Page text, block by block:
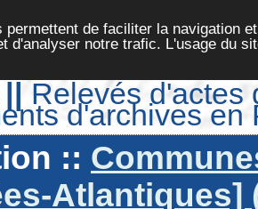
permettent de faciliter la navigation
d'analyser notre trafic. L'usage du
|| Relevés d'actes
d'archives en
::
Atlantiques]